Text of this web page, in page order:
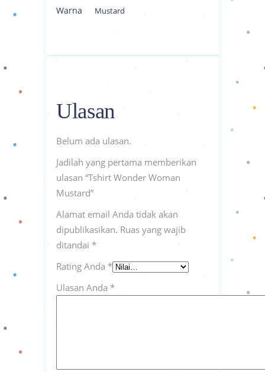
Warna Mustard
Ulasan
Belum ada ulasan.
Jadilah yang pertama memberikan
ulasan “Tshirt Wonder Woman
Mustard”
Alamat email Anda tidak akan
dipublikasikan. Ruas yang wajib
ditandai *
Rating Anda *
Ulasan Anda *